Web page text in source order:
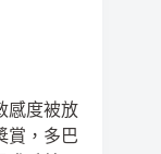
感度被放
賞，多巴